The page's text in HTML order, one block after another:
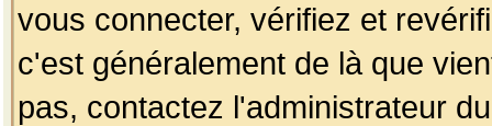
vous connecter, vérifiez et
c'est généralement de là que
pas, contactez l'administrateur